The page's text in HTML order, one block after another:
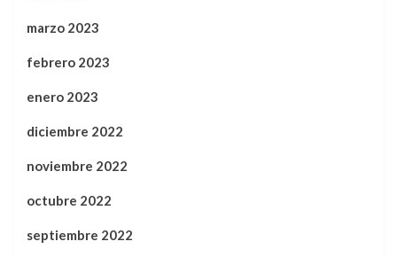
marzo 2023
febrero 2023
enero 2023
diciembre 2022
noviembre 2022
octubre 2022
septiembre 2022